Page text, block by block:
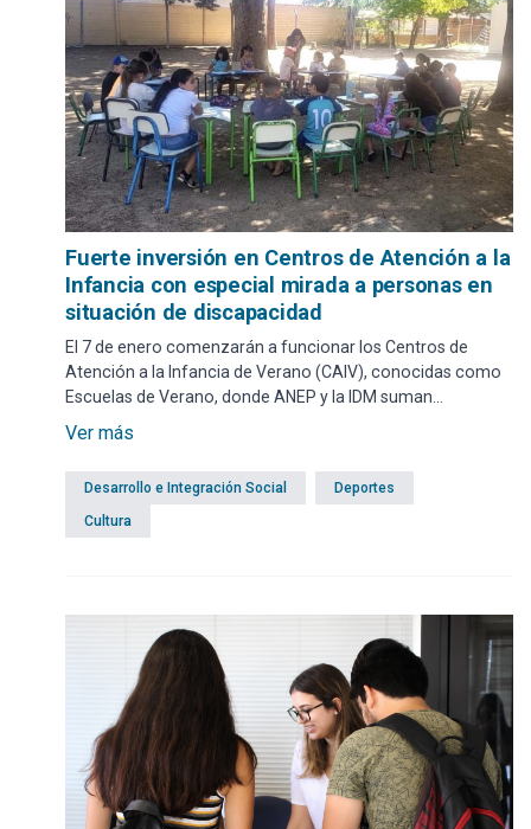
Fuerte inversión en Centros de Atención a la
Infancia con especial mirada a personas en
situación de discapacidad
El 7 de enero comenzarán a funcionar los Centros de
Atención a la Infancia de Verano (CAIV), conocidas como
Escuelas de Verano, donde ANEP y la IDM suman
esfuerzos para educar en valores y cuidar a los hijos de los
el monto total en recursos humanos que aporta la
Intendencia de Maldonado supera los 13 millones de
pesos.
Ver más
Desarrollo e Integración Social
Deportes
Cultura